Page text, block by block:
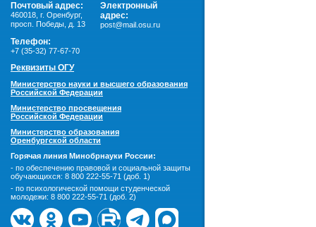
Почтовый адрес:
460018 г. Оренбург,
просп. Победы, д. 13
Электронный
адрес:
post@mail.osu.ru
Телефон:
+7 (35-32) 77-67-70
Реквизиты ОГУ
Министерство науки и высшего образования
Российской Федерации
Министерство просвещения
Российской Федерации
Министерство образования
Оренбургской области
Горячая линия Минобрнауки России:
- по обеспечению правовой и социальной защиты
обучающихся: 8 800 222-55-71 (доб. 1)
- по психологической помощи студенческой
молодежи: 8 800 222-55-71 (доб. 2)